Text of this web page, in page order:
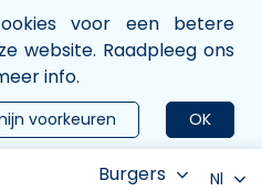
voor een betere
website. Raadpleeg ons
info.
OK
voorkeuren
Burgers Nl